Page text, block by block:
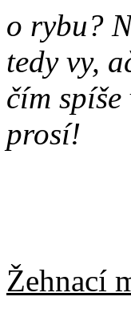
o rybu?
tedy vy,
čím
prosí!
Žehnací